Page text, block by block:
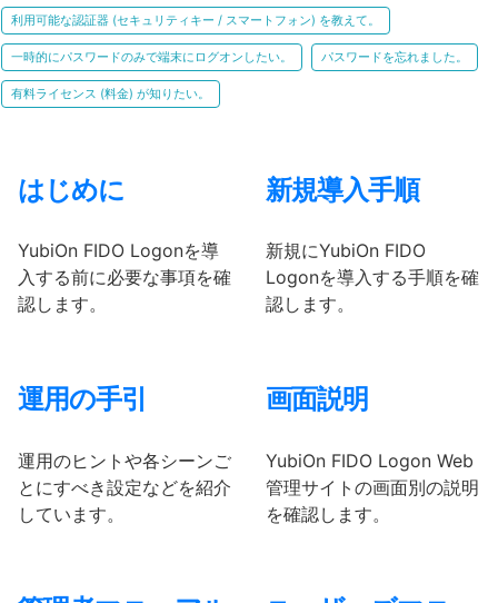
利用可能な認証器 (セキュリティキー / スマートフォン) を教えて。
一時的にパスワードのみで端末にログオンしたい。 パスワードを忘れました。
有料ライセンス (料金) が知りたい。
はじめに
YubiOn FIDO Logonを導
入する前に必要な事項を確
認します。
新規導入手順
新規にYubiOn FIDO
Logonを導入する手順を確
認します。
運用の手引
運用のヒントや各シーンご
とにすべき設定などを紹介
しています。
画面説明
YubiOn FIDO Logon Web
管理サイトの画面別の説明
を確認します。